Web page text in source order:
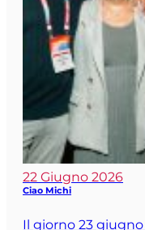
22 Giugno 2026
Ciao Michi
Il giorno 23